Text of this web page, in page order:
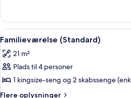
dobbeltværelse
Indlæs
alle
billeder
af
Familieværelse
(Standard)
Et
6
Familieværelse (Standard)
21 m²
Plads til 4 personer
1 kingsize-seng og 2 skabssenge
Flere oplysninger
Flere